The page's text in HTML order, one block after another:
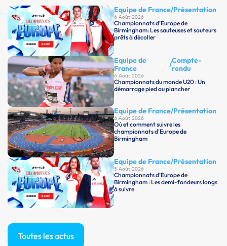
Equipe de France/Présentation
6 Août 2026
Championnats d’Europe de
Birmingham: Les sauteuses et sauteurs
prêts à décoller
Equipe de
France
/Compte-
rendu
6 Août 2026
Championnats du monde U20 : Un
démarrage pied au plancher
Equipe de France/Présentation
6 Août 2026
Où et comment suivre les
championnats d’Europe de
Birmingham
Equipe de France/Présentation
5 Août 2026
Championnats d’Europe de
Birmingham : Les demi-fondeurs longs
à suivre
Toutes les actus